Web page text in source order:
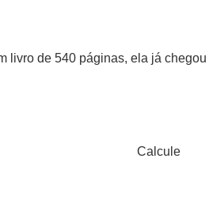
de 540 páginas, ela já
Calcule